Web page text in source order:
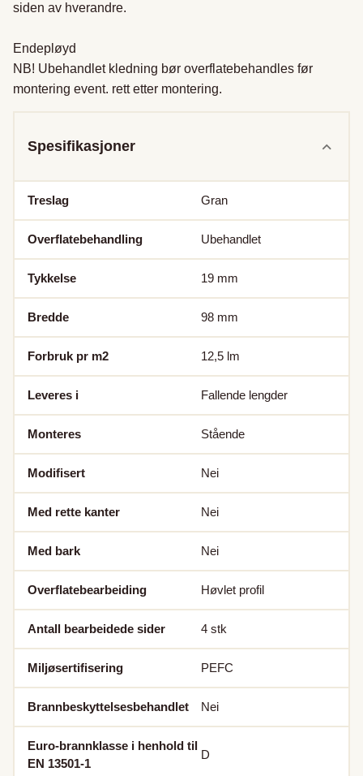
siden av hverandre.
Endepløyd
NB! Ubehandlet kledning bør overflatebehandles før
montering event. rett etter montering.
Spesifikasjoner
Treslag Gran
Overflatebehandling Ubehandlet
Tykkelse 19 mm
Bredde 98 mm
Forbruk pr m2 12,5 lm
Leveres i Fallende lengder
Monteres Stående
Modifisert Nei
Med rette kanter Nei
Med bark Nei
Overflatebearbeiding Høvlet profil
Antall bearbeidede sider 4 stk
Miljøsertifisering PEFC
Brannbeskyttelsesbehandlet Nei
Euro-brannklasse i henhold til
EN 13501-1
D